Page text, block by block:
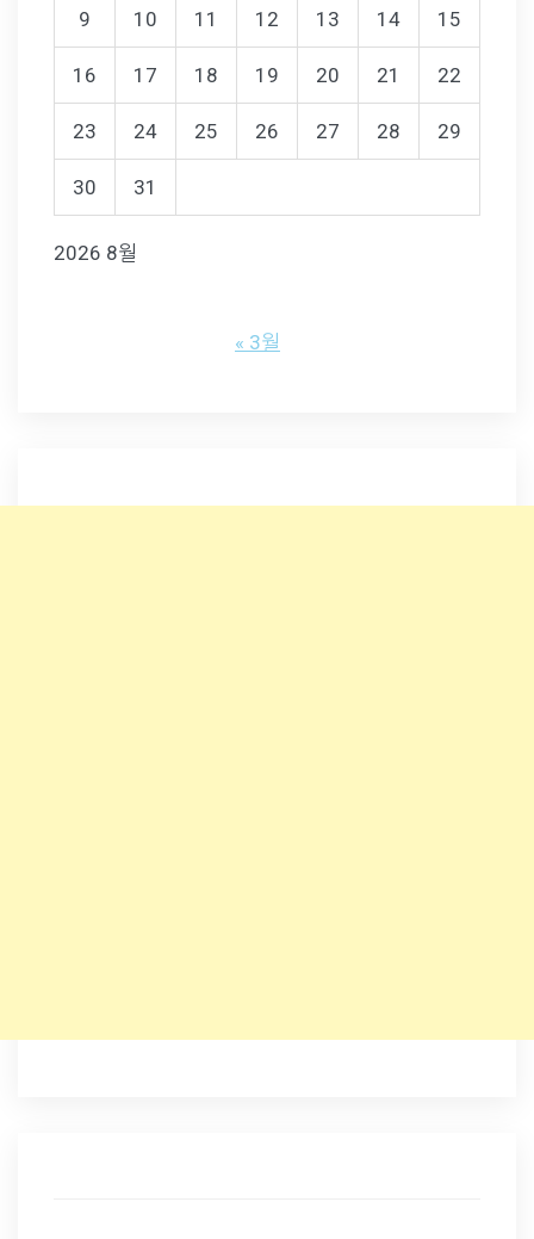
2026 8월
9 10 11 12 13 14 15
16 17 18 19 20 21 22
23 24 25 26 27 28 29
30 31
« 3월